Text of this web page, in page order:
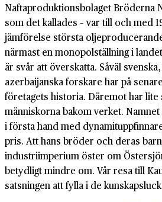
Naftaproduktionsbolaget Bröderna
som det kallades – var till och med
jämförelse största
närmast en monopolställning i
är svår att överskatta. Såväl
azerbaijanska forskare har på
företagets historia. Däremot har
människorna bakom verket.
i första hand med
pris. Att hans bröder och deras
industriimperium öster om
betydligt mindre om. Vår resa till
satsningen att fylla i de